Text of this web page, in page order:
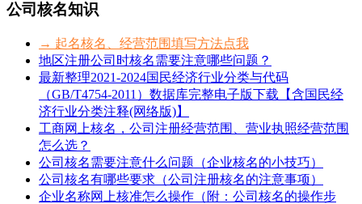
公司核名知识
→ 起名核名、经营范围填写方法点我
地区注册公司时核名需要注意哪些问题？
最新整理2021-2024国民经济行业分类与代码
（GB/T4754-2011）数据库完整电子版下载【含国民经
济行业分类注释(网络版)】
工商网上核名，公司注册经营范围、营业执照经营范围
怎么选？
公司核名需要注意什么问题（企业核名的小技巧）
公司核名有哪些要求（公司注册核名的注意事项）
企业名称网上核准怎么操作（附：公司核名的操作步